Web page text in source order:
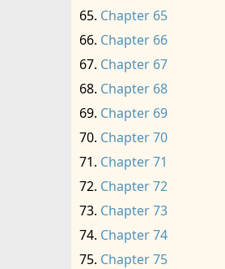
Chapter 65
Chapter 66
Chapter 67
Chapter 68
Chapter 69
Chapter 70
Chapter 71
Chapter 72
Chapter 73
Chapter 74
Chapter 75